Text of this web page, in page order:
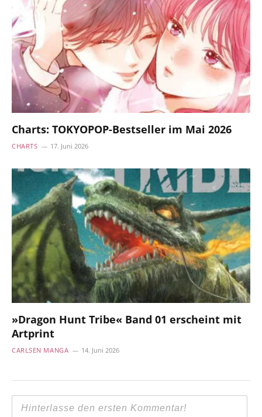
Charts: TOKYOPOP-Bestseller im Mai 2026
CHARTS 17. Juni 2026
»Dragon Hunt Tribe« Band 01 erscheint mit
Artprint
CARLSEN MANGA 14. Juni 2026